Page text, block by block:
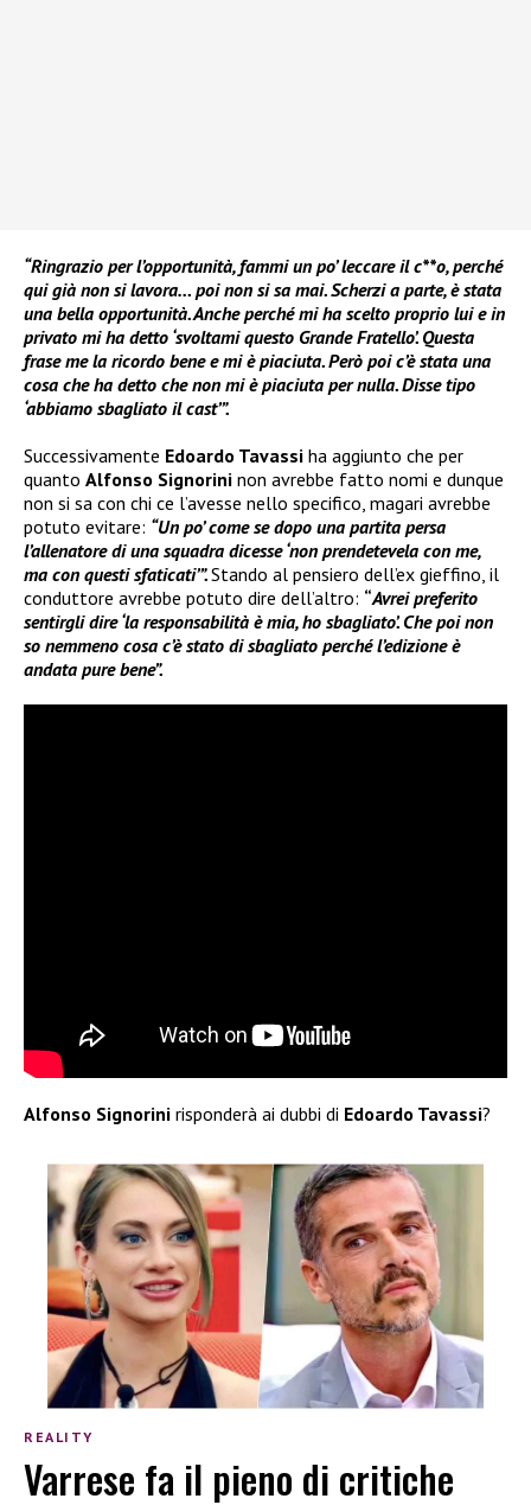
“Ringrazio per l’opportunità, fammi un po’ leccare il c**o, perché
qui già non si lavora… poi non si sa mai. Scherzi a parte, è stata
una bella opportunità. Anche perché mi ha scelto proprio lui e in
privato mi ha detto ‘svoltami questo Grande Fratello’. Questa
frase me la ricordo bene e mi è piaciuta. Però poi c’è stata una
cosa che ha detto che non mi è piaciuta per nulla. Disse tipo
‘abbiamo sbagliato il cast’”.
Successivamente Edoardo Tavassi ha aggiunto che per
quanto Alfonso Signorini non avrebbe fatto nomi e dunque
non si sa con chi ce l’avesse nello specifico, magari avrebbe
potuto evitare: “Un po’ come se dopo una partita persa
l’allenatore di una squadra dicesse ‘non prendetevela con me,
ma con questi sfaticati’”.Stando al pensiero dell’ex gieffino, il
conduttore avrebbe potuto dire dell’altro: “Avrei preferito
sentirgli dire ‘la responsabilità è mia, ho sbagliato’. Che poi non
so nemmeno cosa c’è stato di sbagliato perché l’edizione è
andata pure bene”.
Alfonso Signorini risponderà ai dubbi di Edoardo Tavassi?
REALITY
Varrese fa il pieno di critiche